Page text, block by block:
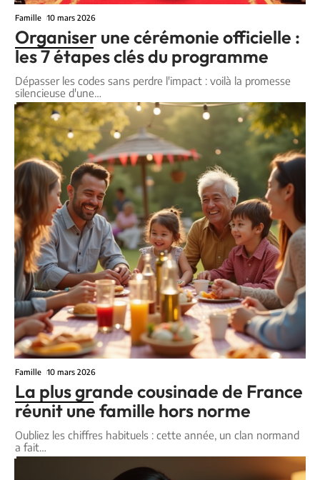
Famille 10 mars 2026
Organiser une cérémonie officielle :
les 7 étapes clés du programme
Dépasser les codes sans perdre l'impact : voilà la promesse
silencieuse d'une…
Famille 10 mars 2026
La plus grande cousinade de France
réunit une famille hors norme
Oubliez les chiffres habituels : cette année, un clan normand
a fait…